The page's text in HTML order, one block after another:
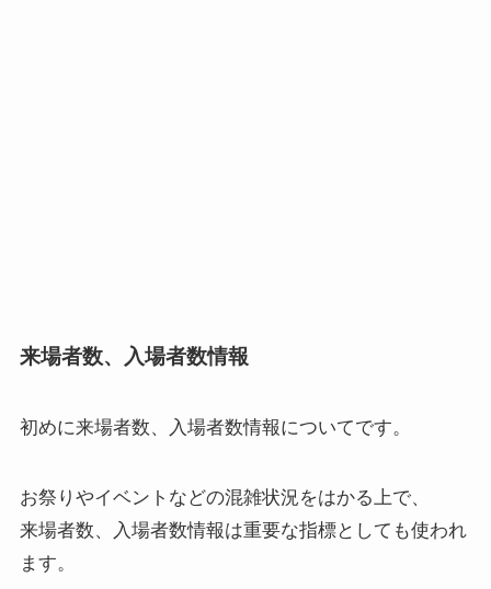
来場者数、入場者数情報
初めに来場者数、入場者数情報についてです。
お祭りやイベントなどの混雑状況をはかる上で、
来場者数、入場者数情報は重要な指標としても使われ
ます。